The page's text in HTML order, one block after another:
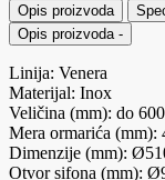
Opis proizvoda
Opis proizvoda -
Linija: Venera
Materijal: Inox
Veličina (mm): do 600
Mera ormarića (mm):
Dimenzije (mm):
Otvor sifona (mm):